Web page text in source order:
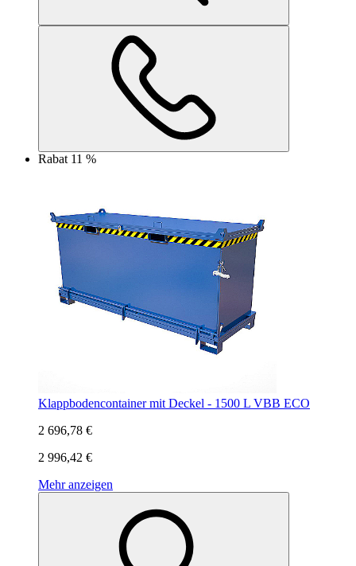
Rabat 11 %
Klappbodencontainer mit Deckel - 1500 L VBB ECO
2 696,78 €
2 996,42 €
Mehr anzeigen